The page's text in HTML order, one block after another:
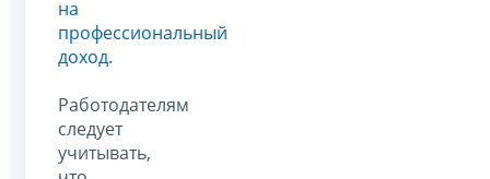
на
профессиональный
доход.
Работодателям
следует
учитывать,